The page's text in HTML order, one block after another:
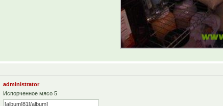
administrator
Испорченное мясо 5